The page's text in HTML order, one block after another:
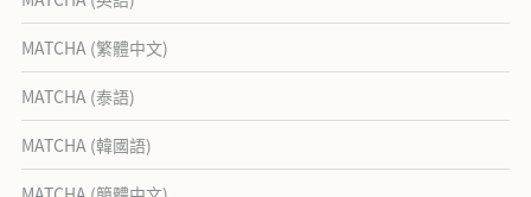
MATCHA (繁體中文)
MATCHA (泰語)
MATCHA (韓國語)